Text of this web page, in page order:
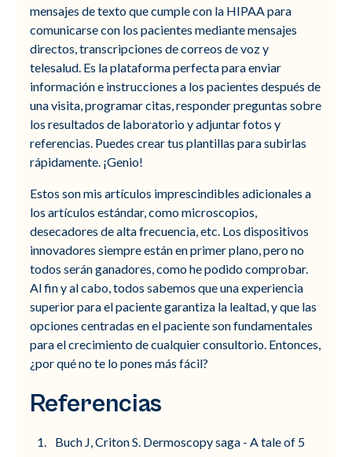
mensajes de texto que cumple con la HIPAA para
comunicarse con los pacientes mediante mensajes
directos, transcripciones de correos de voz y
telesalud. Es la plataforma perfecta para enviar
información e instrucciones a los pacientes después de
una visita, programar citas, responder preguntas sobre
los resultados de laboratorio y adjuntar fotos y
referencias. Puedes crear tus plantillas para subirlas
rápidamente. ¡Genio!
Estos son mis artículos imprescindibles adicionales a
los artículos estándar, como microscopios,
desecadores de alta frecuencia, etc. Los dispositivos
innovadores siempre están en primer plano, pero no
todos serán ganadores, como he podido comprobar.
Al fin y al cabo, todos sabemos que una experiencia
superior para el paciente garantiza la lealtad, y que las
opciones centradas en el paciente son fundamentales
para el crecimiento de cualquier consultorio. Entonces,
¿por qué no te lo pones más fácil?
Referencias
Buch J, Criton S. Dermoscopy saga - A tale of 5